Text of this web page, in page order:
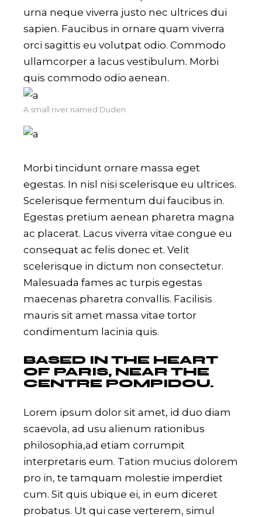
urna neque viverra justo nec ultrices dui
sapien. Faucibus in ornare quam viverra
orci sagittis eu volutpat odio. Commodo
ullamcorper a lacus vestibulum. Morbi
quis commodo odio aenean.
A small river named Duden
Morbi tincidunt ornare massa eget
egestas. In nisl nisi scelerisque eu ultrices.
Scelerisque fermentum dui faucibus in.
Egestas pretium aenean pharetra magna
ac placerat. Lacus viverra vitae congue eu
consequat ac felis donec et. Velit
scelerisque in dictum non consectetur.
Malesuada fames ac turpis egestas
maecenas pharetra convallis. Facilisis
mauris sit amet massa vitae tortor
condimentum lacinia quis.
BASED IN THE HEART
OF PARIS, NEAR THE
CENTRE POMPIDOU.
Lorem ipsum dolor sit amet, id duo diam
scaevola, ad usu alienum rationibus
philosophia,ad etiam corrumpit
interpretaris eum. Tation mucius dolorem
pro in, te tamquam molestie imperdiet
cum. Sit quis ubique ei, in eum diceret
probatus. Ut qui case verterem, simul